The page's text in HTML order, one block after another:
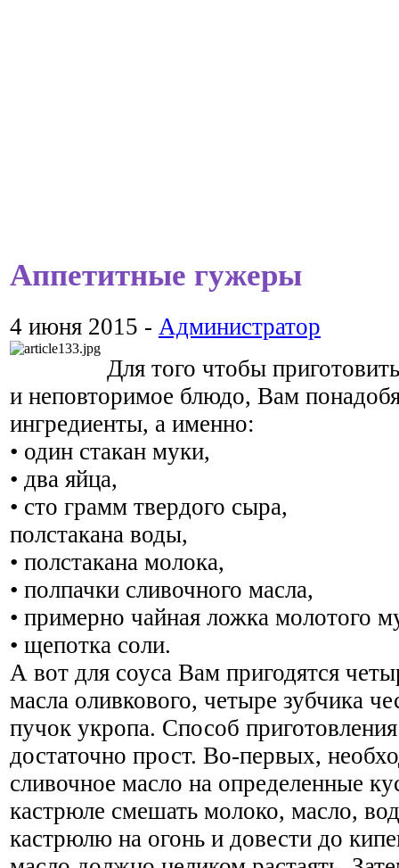
Аппетитные гужеры
4 июня 2015 - Администратор
Для того чтобы
и неповторимое блюдо, Вам
ингредиенты, а именно:
• один стакан муки,
• два яйца,
• сто грамм твердого сыра,
полстакана воды,
• полстакана молока,
• полпачки сливочного масла,
• примерно чайная ложка молотого
• щепотка соли.
А вот для соуса Вам пригодятся
масла оливкового, четыре зубчика
пучок укропа. Способ
достаточно прост. Во-первых,
сливочное масло на определенные
кастрюле смешать молоко, масло,
кастрюлю на огонь и довести до